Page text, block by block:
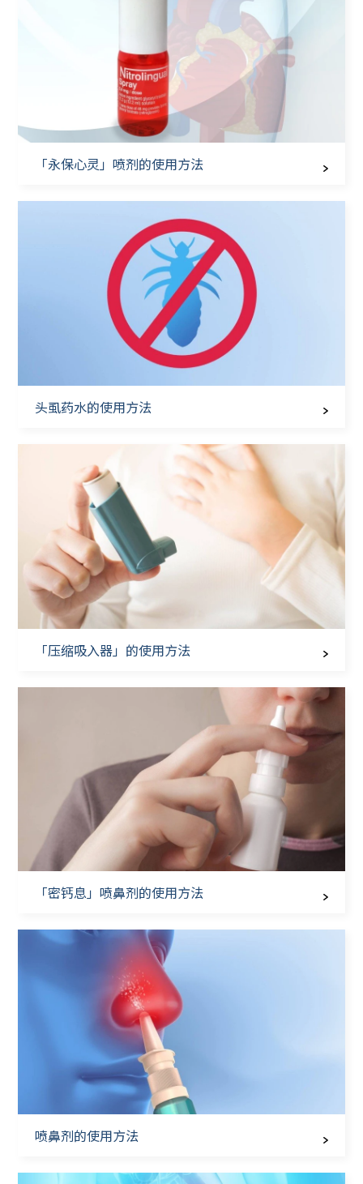
「永保心灵」喷剂的使用方法
头虱药水的使用方法
「压缩吸入器」的使用方法
「密钙息」喷鼻剂的使用方法
喷鼻剂的使用方法